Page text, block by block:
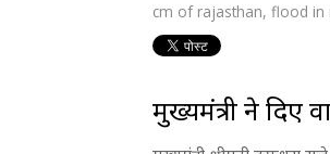
cm of rajasthan, flood in
मुख्यमंत्री ने दिए